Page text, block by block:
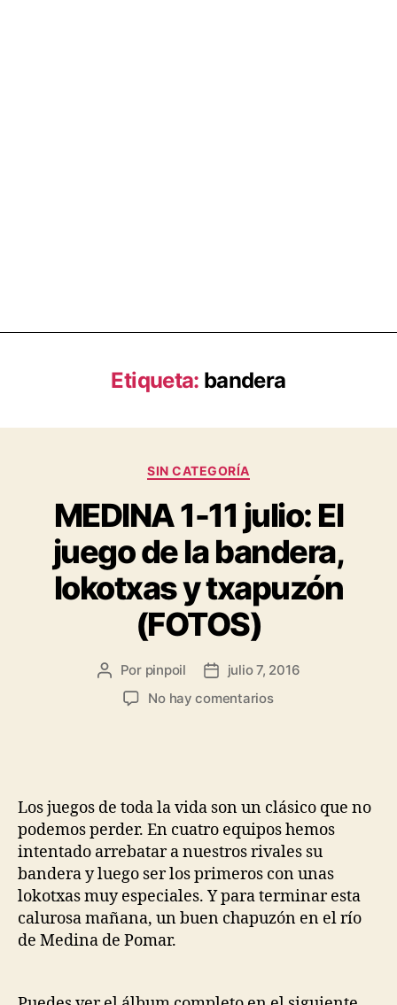
Etiqueta: bandera
SIN CATEGORÍA
MEDINA 1-11 julio: El
juego de la bandera,
lokotxas y txapuzón
(FOTOS)
Por pinpoil
julio 7, 2016
No hay comentarios
Los juegos de toda la vida son un clásico que no
podemos perder. En cuatro equipos hemos
intentado arrebatar a nuestros rivales su
bandera y luego ser los primeros con unas
lokotxas muy especiales. Y para terminar esta
calurosa mañana, un buen chapuzón en el río
de Medina de Pomar.